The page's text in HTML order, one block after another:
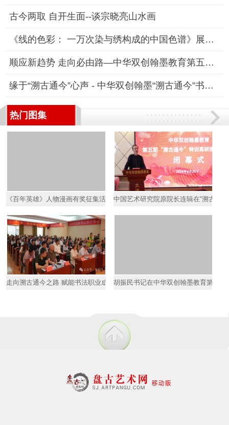
古今两取 自开生面--谈宗晓亮山水画
《线的色彩： 一万次染与绣构成的中国色谱》展览正式开幕，从一
顺应新趋势 走向必由路—中华双创翰墨教育第五期“溯古通今”书
缘于“溯古通今”心声 - 中华双创翰墨“溯古通今”书法特训高研
热门图集
《百年英雄》人物漫画有奖征集活动在京启动中国艺术研究院原院长连辑在“溯古通
走向溯古通今之路 赋能书法职业成才—苏士澍在双创翰墨第五期“
胡振民书记在中华双创翰墨教育第五期